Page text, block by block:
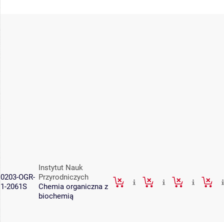
0203-OGR-
1-2061S
Instytut Nauk
Przyrodniczych
Chemia organiczna z
biochemią